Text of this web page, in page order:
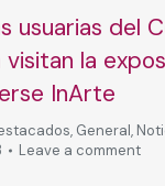
usuarias del
visitan la
InArte
, General,
Leave a comment